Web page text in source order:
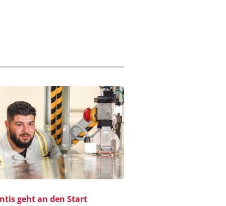
geht an den Start